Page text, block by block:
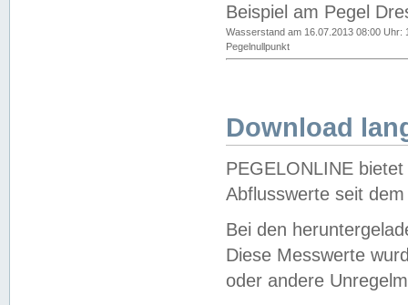
Beispiel am Pegel
Wasserstand am 16.07.2013 08:00 Uhr:
Pegelnullpunkt
Download
PEGELONLINE
Abflusswerte seit
Bei den
Diese Messwerte
oder andere